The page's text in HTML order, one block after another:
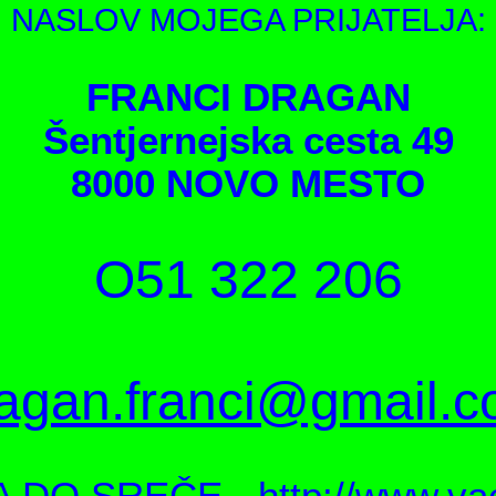
NASLOV MOJEGA PRIJATELJA:
FRANCI DRAGAN
Šentjernejska cesta 49
8000 NOVO MESTO
O51 322 206